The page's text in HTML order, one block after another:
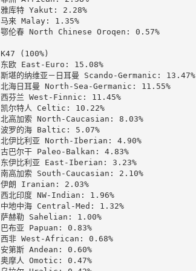
雅库特 Yakut: 2.28%
马来 Malay: 1.35%
鄂伦春 North Chinese Oroqen: 0.57%
K47 (100%)
东欧 East-Euro: 15.08%
斯堪的纳维亚－日耳曼 Scando-Germanic: 13.47%
北海日耳曼 North-Sea-Germanic: 11.55%
西芬兰 West-Finnic: 11.45%
凯尔特人 Celtic: 10.22%
北高加索 North-Caucasian: 8.03%
波罗的海 Baltic: 5.07%
北伊比利亚 North-Iberian: 4.90%
古巴尔干 Paleo-Balkan: 4.83%
东伊比利亚 East-Iberian: 3.23%
南高加索 South-Caucasian: 2.10%
伊朗 Iranian: 2.03%
西北印度 NW-Indian: 1.96%
中地中海 Central-Med: 1.32%
萨赫勒 Sahelian: 1.00%
巴布亚 Papuan: 0.83%
西非 West-African: 0.68%
安第斯 Andean: 0.60%
奥摩人 Omotic: 0.47%